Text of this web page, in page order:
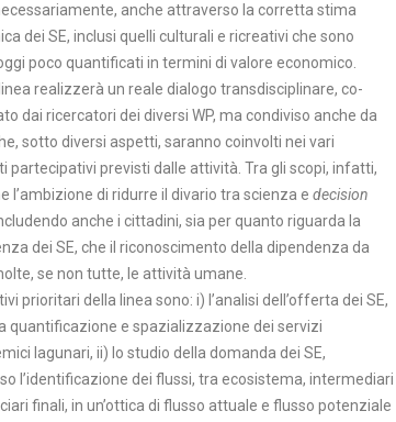
anche attraverso la corretta stima
dei SE, inclusi quelli culturali e ricreativi che sono
poco quantificati in termini di valore economico.
realizzerà un reale dialogo transdisciplinare, co-
dai ricercatori dei diversi WP, ma condiviso anche da
sotto diversi aspetti, saranno coinvolti nei vari
partecipativi previsti dalle attività. Tra gli scopi, infatti,
l’ambizione di ridurre il divario tra scienza e decision
anche i cittadini, sia per quanto riguarda la
dei SE, che il riconoscimento della dipendenza da
se non tutte, le attività umane.
prioritari della linea sono: i) l’analisi dell’offerta dei SE,
quantificazione e spazializzazione dei servizi
lagunari, ii) lo studio della domanda dei SE,
l’identificazione dei flussi, tra ecosistema, intermediari
finali, in un’ottica di flusso attuale e flusso potenziale